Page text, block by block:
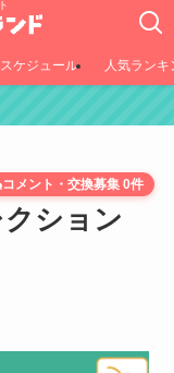
ケジュール 人気ランキ
ション
コメント・交換募集 0件